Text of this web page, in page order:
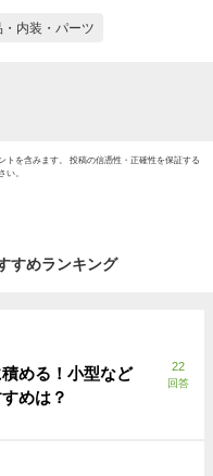
泊 釣り 職人棚 ル
・内装・パーツ
トを含みます。 投稿の信憑性・正確性を保証する
い。
すめランキング
積める！小型など
めは？
22
回答